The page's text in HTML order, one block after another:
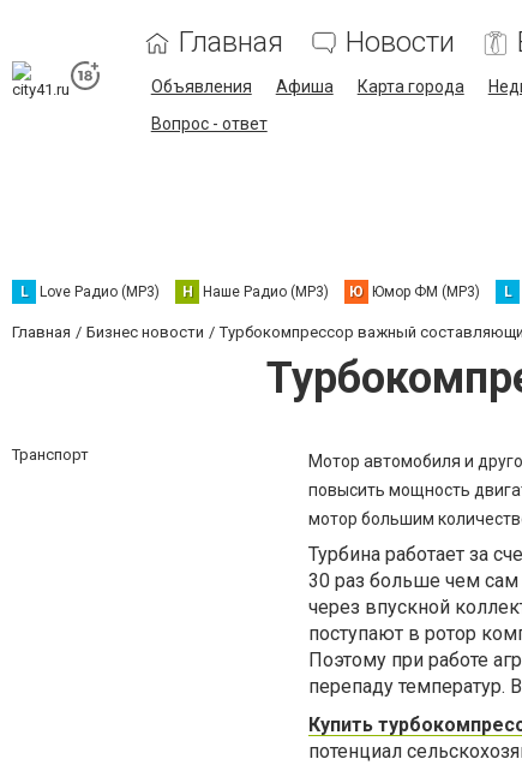
Главная Новости
Объявления Афиша Карта города
Вопрос - ответ
L Love Радио (MP3) Н Наше Радио (MP3) Ю Юмор ФМ (MP3) L
Главная Бизнес новости Турбокомпрессор важный
Транспорт
Мотор автомобиля и
повысить мощность
мотор большим
Турбина работает за
30 раз больше чем
через впускной
поступают в ротор
Поэтому при работе
перепаду температур.
Купить
потенциал